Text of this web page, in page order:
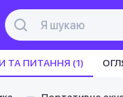
ТА ПИТАННЯ (1)